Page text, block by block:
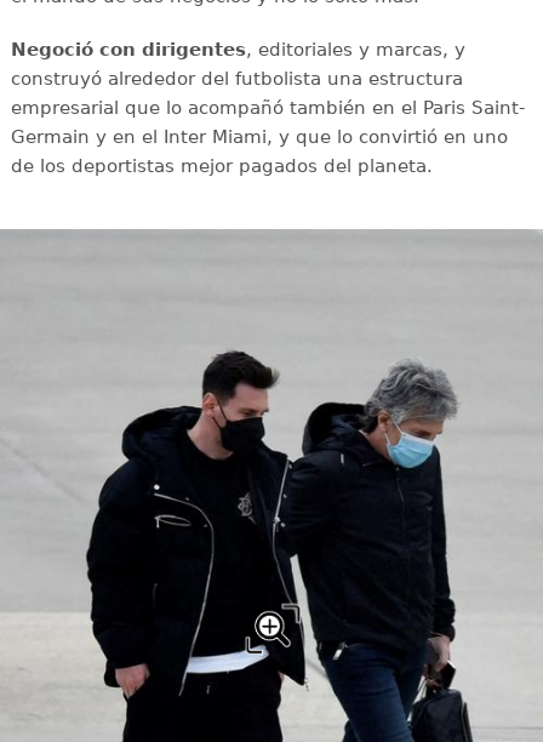
Negoció con dirigentes, editoriales y marcas, y
construyó alrededor del futbolista una estructura
empresarial que lo acompañó también en el Paris Saint-
Germain y en el Inter Miami, y que lo convirtió en uno
de los deportistas mejor pagados del planeta.